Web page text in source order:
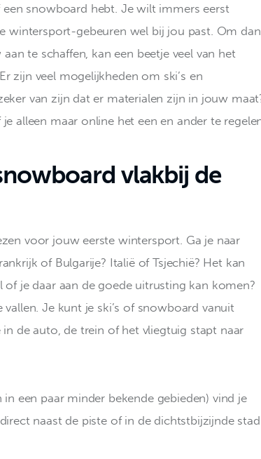
een snowboard hebt. Je wilt immers eerst
wintersport-gebeuren wel bij jou past. Om dan
te schaffen, kan een beetje veel van het
zijn veel mogelijkheden om ski’s en
van zijn dat er materialen zijn in jouw
alleen maar online het een en ander te
vlakbij de
voor jouw eerste wintersport. Ga je naar
of Bulgarije? Italië of Tsjechië? Het kan
of je daar aan de goede uitrusting kan komen?
Je kunt je ski’s of snowboard vanuit
de auto, de trein of het vliegtuig stapt naar
een paar minder bekende gebieden) vind je
naast de piste of in de dichtstbijzijnde stad.